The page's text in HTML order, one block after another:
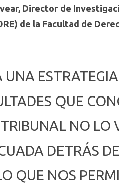
Director de
de la Facultad de
QUE
NO LO
DETRÁS
QUE NOS